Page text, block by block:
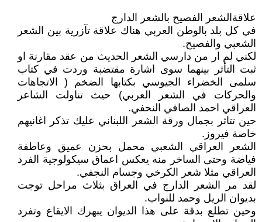
علاقةالشعر الفصيح بالشعر الدارج
في كل بلد بالوطن العربي هناك علاقة تآزرية بين الشعر
الشعبي والفصيح.
لكني لم ار من دارسي الشعر الحديث من عقد مقارنة او
ثبت التأثر بينهما سوى اشارة مقتضبة وردت في كتاب
سلمى الخضراء الجيوسي بكتابها الضخم ( الاتجاهات
والحركات في الشعر العربي) حيث تناولت الشاعر
العراقي احمد الصافي النحفي.
حين تتاثر بجمال ورقة الشعر اللبناني عليك تذكر اغانيهم
خاصة فيروز.
الشعر العراقي الشعبي محمل بحزن عميق وعاطفة
فياضة وحتى الساخر منه يعكس اعماق سيكولوجية الفرد
العراقي مثلا شعر الكرخي وجسام النجفي.
لقد مر الشعر الدارج في العراق بثلاث مراحل توجت
بديوان الريل وحمد للنواب.
وحين تطلع بدقة على هذا الديوان يبهرك الايقاع وتفرد